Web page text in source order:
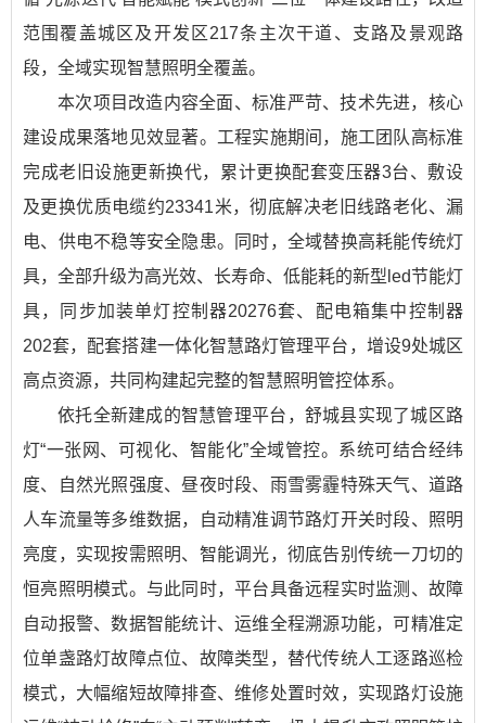
范围覆盖城区及开发区217条主次干道、支路及景观路
段，全域实现智慧照明全覆盖。
本次项目改造内容全面、标准严苛、技术先进，核心
建设成果落地见效显著。工程实施期间，施工团队高标准
完成老旧设施更新换代，累计更换配套变压器3台、敷设
及更换优质电缆约23341米，彻底解决老旧线路老化、漏
电、供电不稳等安全隐患。同时，全域替换高耗能传统灯
具，全部升级为高光效、长寿命、低能耗的新型led节能灯
具，同步加装单灯控制器20276套、配电箱集中控制器
202套，配套搭建一体化智慧路灯管理平台，增设9处城区
高点资源，共同构建起完整的智慧照明管控体系。
依托全新建成的智慧管理平台，舒城县实现了城区路
灯“一张网、可视化、智能化”全域管控。系统可结合经纬
度、自然光照强度、昼夜时段、雨雪雾霾特殊天气、道路
人车流量等多维数据，自动精准调节路灯开关时段、照明
亮度，实现按需照明、智能调光，彻底告别传统一刀切的
恒亮照明模式。与此同时，平台具备远程实时监测、故障
自动报警、数据智能统计、运维全程溯源功能，可精准定
位单盏路灯故障点位、故障类型，替代传统人工逐路巡检
模式，大幅缩短故障排查、维修处置时效，实现路灯设施